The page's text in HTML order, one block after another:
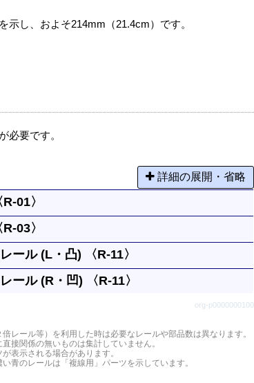
し、およそ214mm（21.4cm）です。
必要です。
詳細の展開・省略
01〉
本になる長さです。
03〉
と同じです。円には８本必要です。
ール (L・凸) 〈R-11〉
ール (R・凹) 〈R-11〉
がったレールは曲線レール１本と同じ長さです。
org-p0000000100
レール等）を利用した時は必要なレールや部品数は異なります。
接関係の無いものは集計していません。
表示される場合があります。
青のレールは「複線用」パーツを示しています。